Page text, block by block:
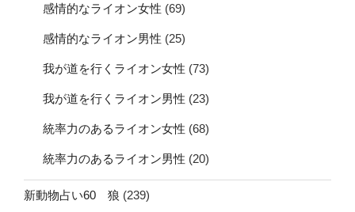
感情的なライオン女性 (69)
感情的なライオン男性 (25)
我が道を行くライオン女性 (73)
我が道を行くライオン男性 (23)
統率力のあるライオン女性 (68)
統率力のあるライオン男性 (20)
新動物占い60 狼 (239)